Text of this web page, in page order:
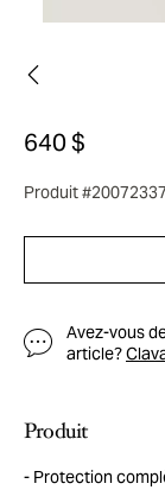
640 $
Produit
Avez-vous
article?
Produit
Protection